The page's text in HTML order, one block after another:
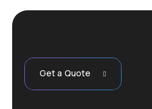
Get a Quote